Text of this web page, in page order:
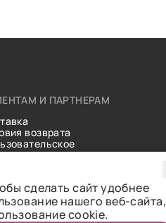
И ПАРТНЕРАМ
возврата
сделать сайт удобнее
нашего веб-сайта,
cookie.